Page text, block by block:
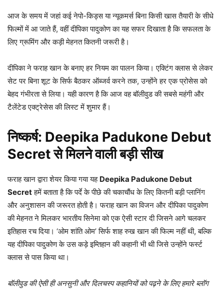
आज के समय में जहां कई नेपो-किड्स या न्यूकमर्स बिना किसी खास तैयारी के सीधे
फिल्मों में आ जाते हैं, वहीं दीपिका पादुकोण का यह सफर दिखाता है कि सफलता के
लिए ग्रूमिंग और कड़ी मेहनत कितनी जरूरी है।
दीपिका ने फराह खान के बनाए हर नियम का पालन किया। एक्टिंग क्लास से लेकर
सेट पर बिना शूट के सिर्फ बैठकर ऑब्जर्व करने तक, उन्होंने हर एक प्रोसेस को
बेहद गंभीरता से लिया। यही कारण है कि आज वह बॉलीवुड की सबसे महंगी और
टैलेंटेड एक्ट्रेसेस की लिस्ट में शुमार हैं।
निष्कर्ष: Deepika Padukone Debut
Secret से मिलने वाली बड़ी सीख
फराह खान द्वारा शेयर किया गया यह Deepika Padukone Debut
Secretहमें बताता है कि पर्दे के पीछे की चकाचौंध के लिए कितनी बड़ी प्लानिंग
और अनुशासन की जरूरत होती है। फराह खान का विजन और दीपिका पादुकोण
की मेहनत ने मिलकर भारतीय सिनेमा को एक ऐसी स्टार दी जिसने आगे चलकर
इतिहास रच दिया। ‘ओम शांति ओम’ सिर्फ शाह रुख खान की फिल्म नहीं थी, बल्कि
यह दीपिका पादुकोण के उस कड़े इम्तिहान की कहानी भी थी जिसे उन्होंने फर्स्ट
क्लास से पास किया था।
बॉलीवुड की ऐसी ही अनसुनी और दिलचस्प कहानियों को पढ़ने के लिए हमारे ब्लॉग